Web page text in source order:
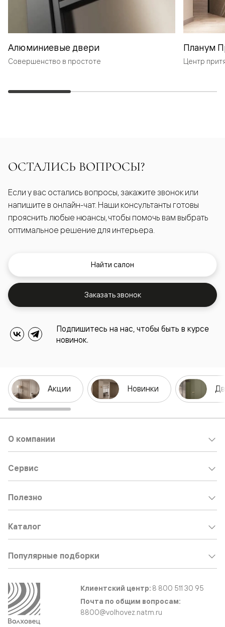
Алюминиевые двери
Совершенство в простоте
Планум
Центр
ОСТАЛИСЬ ВОПРОСЫ?
Если у вас остались вопросы, закажите звонок или
напишите в онлайн-чат. Наши консультанты готовы
прояснить любые нюансы, чтобы помочь вам выбрать
оптимальное решение для интерьера.
Найти салон
Заказать звонок
Подпишитесь на нас, чтобы быть в курсе
новинок.
Акции Новинки
О компании
Сервис
Полезно
Каталог
Популярные подборки
Клиентский центр: 8 800 511 30 95
Почта по общим вопросам:
8800@volhovez.natm.ru